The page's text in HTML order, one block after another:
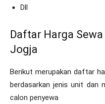
Dll
Daftar Harga
Jogja
Berikut merupakan daftar
berdasarkan jenis unit dan
calon penyewa